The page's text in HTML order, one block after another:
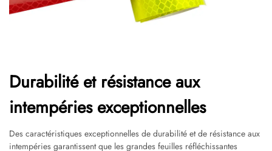
Durabilité et résistance aux
intempéries exceptionnelles
Des caractéristiques exceptionnelles de durabilité et de résistance aux
intempéries garantissent que les grandes feuilles réfléchissantes